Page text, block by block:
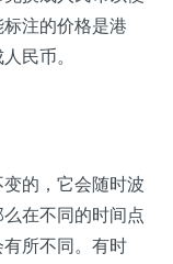
注的价格是港
民币。
的，它会随时波
在不同的时间点
所不同。有时